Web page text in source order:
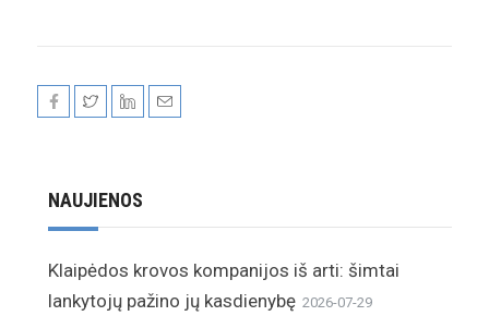
NAUJIENOS
Klaipėdos krovos kompanijos iš arti: šimtai
lankytojų pažino jų kasdienybę 2026-07-29